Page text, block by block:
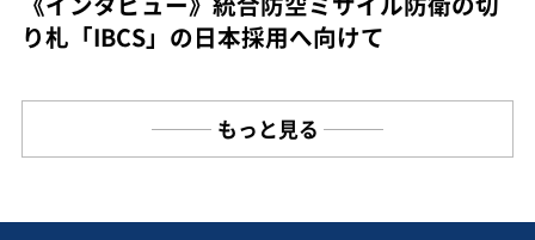
り札「IBCS」の日本採用へ向けて
もっと見る